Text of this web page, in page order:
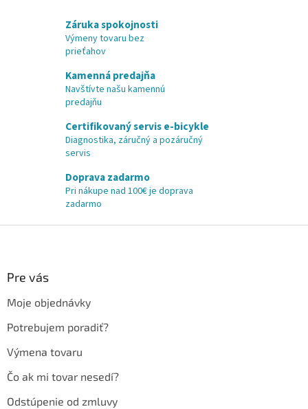
Záruka spokojnosti
Výmeny tovaru bez
prieťahov
Kamenná predajňa
Navštívte našu kamennú
predajňu
Certifikovaný servis e-bicykle
Diagnostika, záručný a pozáručný
servis
Doprava zadarmo
Pri nákupe nad 100€ je doprava
zadarmo
Pre vás
Moje objednávky
Potrebujem poradiť?
Výmena tovaru
Čo ak mi tovar nesedí?
Odstúpenie od zmluvy